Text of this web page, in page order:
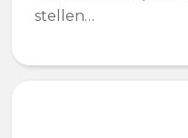
stellen…